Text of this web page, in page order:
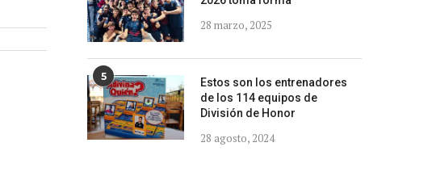
28 marzo, 2025
5
Estos son los entrenadores
de los 114 equipos de
División de Honor
28 agosto, 2024